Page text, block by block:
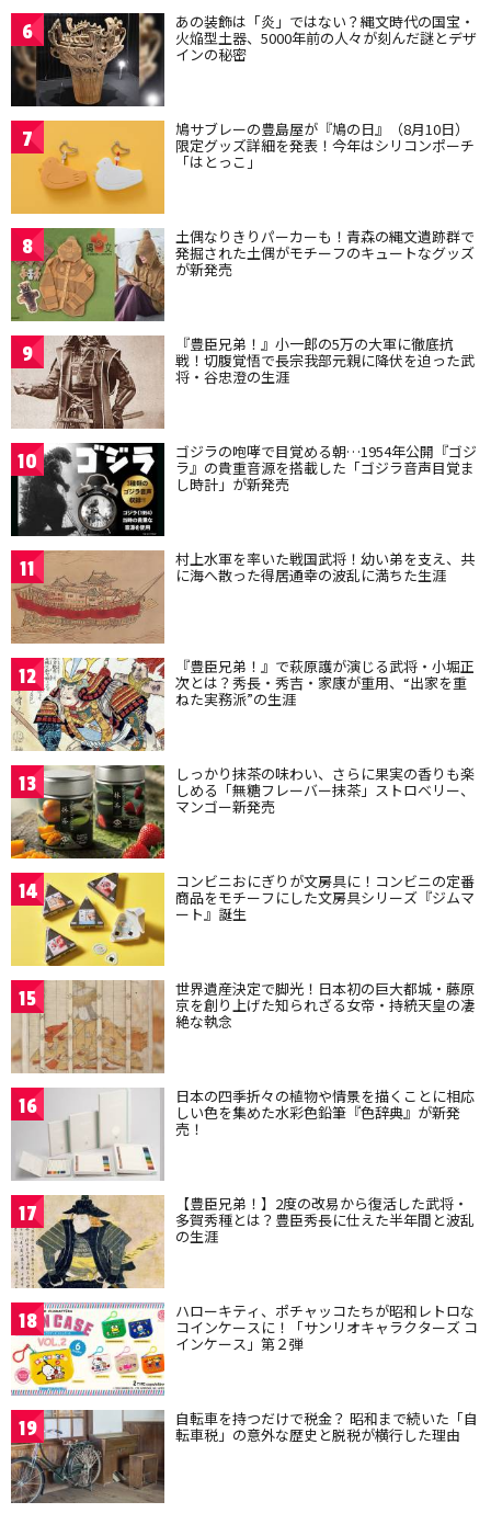
6 あの装飾は「炎」ではない？縄文時代の国宝・
火焔型土器、5000年前の人々が刻んだ謎とデザ
インの秘密
7 鳩サブレーの豊島屋が『鳩の日』（8月10日）
限定グッズ詳細を発表！今年はシリコンポーチ
「はとっこ」
8 土偶なりきりパーカーも！青森の縄文遺跡群で
発掘された土偶がモチーフのキュートなグッズ
が新発売
9 『豊臣兄弟！』小一郎の5万の大軍に徹底抗
戦！切腹覚悟で長宗我部元親に降伏を迫った武
将・谷忠澄の生涯
10 ゴジラの咆哮で目覚める朝…1954年公開『ゴジ
ラ』の貴重音源を搭載した「ゴジラ音声目覚ま
し時計」が新発売
11 村上水軍を率いた戦国武将！幼い弟を支え、共
に海へ散った得居通幸の波乱に満ちた生涯
12 『豊臣兄弟！』で萩原護が演じる武将・小堀正
次とは？秀長・秀吉・家康が重用、“出家を重
ねた実務派”の生涯
13 しっかり抹茶の味わい、さらに果実の香りも楽
しめる「無糖フレーバー抹茶」ストロベリー、
マンゴー新発売
14 コンビニおにぎりが文房具に！コンビニの定番
商品をモチーフにした文房具シリーズ『ジムマ
ート』誕生
15 世界遺産決定で脚光！日本初の巨大都城・藤原
京を創り上げた知られざる女帝・持統天皇の凄
絶な執念
16 日本の四季折々の植物や情景を描くことに相応
しい色を集めた水彩色鉛筆『色辞典』が新発
売！
17 【豊臣兄弟！】2度の改易から復活した武将・
多賀秀種とは？豊臣秀長に仕えた半年間と波乱
の生涯
18 ハローキティ、ポチャッコたちが昭和レトロな
コインケースに！「サンリオキャラクターズ コ
インケース」第２弾
19 自転車を持つだけで税金？ 昭和まで続いた「自
転車税」の意外な歴史と脱税が横行した理由